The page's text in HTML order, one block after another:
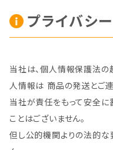
プライバシ
当社は、個人情報保護法の
人情報は 商品の発送とご
当社が責任をもって安全に
ことはございません。
但し公的機関よりの法的な